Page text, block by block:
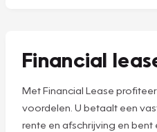
Financial
Met Financial Lease
voordelen. U betaalt een
rente en afschrijving en